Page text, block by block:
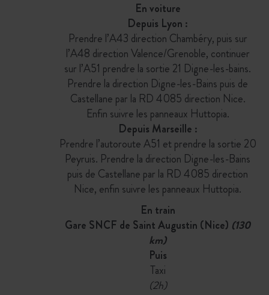
En voiture
Depuis Lyon :
Prendre l’A43 direction Chambéry, puis sur
l’A48 direction Valence/Grenoble, continuer
sur l’A51 prendre la sortie 21 Digne-les-bains.
Prendre la direction Digne-les-Bains puis de
Castellane par la RD 4085 direction Nice.
Enfin suivre les panneaux Huttopia.
Depuis Marseille :
Prendre l’autoroute A51 et prendre la sortie 20
Peyruis. Prendre la direction Digne-les-Bains
puis de Castellane par la RD 4085 direction
Nice, enfin suivre les panneaux Huttopia.
En train
Gare SNCF de Saint Augustin (Nice) (130
km)
Puis
Taxi
(2h)